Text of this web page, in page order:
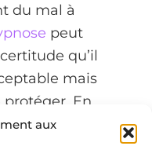
aux
du mal à
peut
qu’il
mais
protéger. En
les